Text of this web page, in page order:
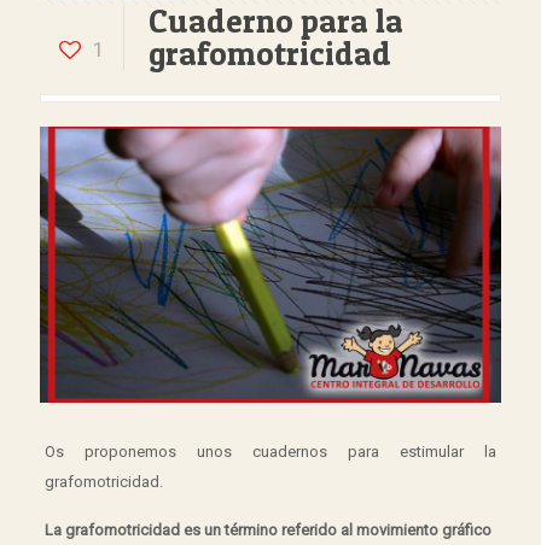
1
Cuaderno para la
grafomotricidad
Os proponemos unos cuadernos para estimular la
grafomotricidad.
La grafomotricidad es un término referido al movimiento gráfico